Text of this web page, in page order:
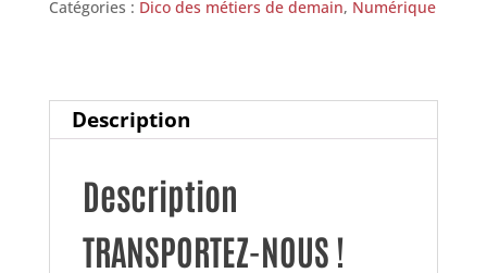
Catégories : Dico des métiers de demain, Numérique
Description
Description
TRANSPORTEZ-NOUS !